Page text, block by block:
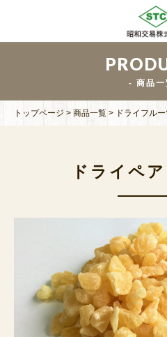
商品一
トップページ > 商品一覧 > ドライフルー
ドライペ